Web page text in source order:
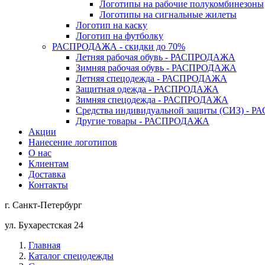
Логотипы на рабочие полукомбинезоны
Логотипы на сигнальные жилеты
Логотип на каску
Логотип на футболку
РАСПРОДАЖА - скидки до 70%
Летняя рабочая обувь - РАСПРОДАЖА
Зимняя рабочая обувь - РАСПРОДАЖА
Летняя спецодежда - РАСПРОДАЖА
Защитная одежда - РАСПРОДАЖА
Зимняя спецодежда - РАСПРОДАЖА
Средства индивидуальной защиты (СИЗ) -
Другие товары - РАСПРОДАЖА
Акции
Нанесение логотипов
О нас
Клиентам
Доставка
Контакты
г. Санкт-Петербург
ул. Бухарестская 24
Главная
Каталог спецодежды